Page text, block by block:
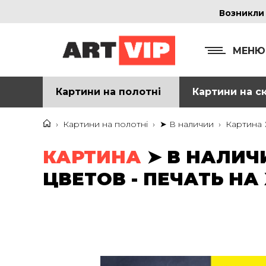
МЕНЮ
Картини на полотні Картини на
› Картини на полотні › ➤ В наличии › Картина
КАРТИНА ➤ В
ЦВЕТОВ - ПЕЧАТЬ НА
м.